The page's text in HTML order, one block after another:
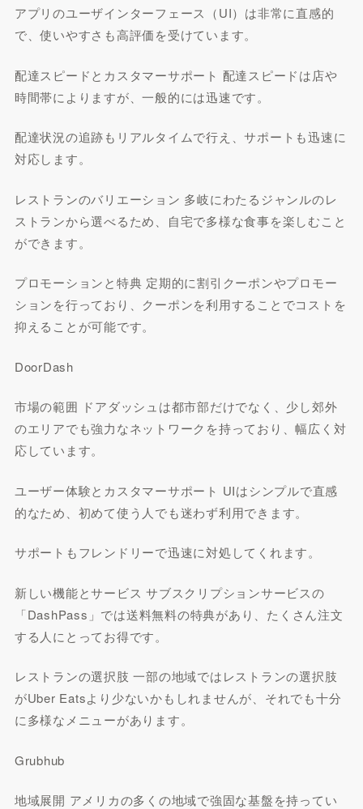
アプリのユーザインターフェース（UI）は非常に直感的
で、使いやすさも高評価を受けています。
配達スピードとカスタマーサポート 配達スピードは店や
時間帯によりますが、一般的には迅速です。
配達状況の追跡もリアルタイムで行え、サポートも迅速に
対応します。
レストランのバリエーション 多岐にわたるジャンルのレ
ストランから選べるため、自宅で多様な食事を楽しむこと
ができます。
プロモーションと特典 定期的に割引クーポンやプロモー
ションを行っており、クーポンを利用することでコストを
抑えることが可能です。
DoorDash
市場の範囲 ドアダッシュは都市部だけでなく、少し郊外
のエリアでも強力なネットワークを持っており、幅広く対
応しています。
ユーザー体験とカスタマーサポート UIはシンプルで直感
的なため、初めて使う人でも迷わず利用できます。
サポートもフレンドリーで迅速に対処してくれます。
新しい機能とサービス サブスクリプションサービスの
「DashPass」では送料無料の特典があり、たくさん注文
する人にとってお得です。
レストランの選択肢 一部の地域ではレストランの選択肢
がUber Eatsより少ないかもしれませんが、それでも十分
に多様なメニューがあります。
Grubhub
地域展開 アメリカの多くの地域で強固な基盤を持ってい